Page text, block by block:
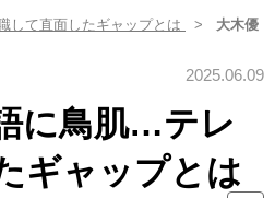
して直面したギャップとは
大木優
2025.06.09
に鳥肌…テレ
ギャップとは